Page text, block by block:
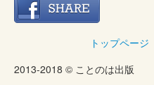
トップページ
2013-2018 © ことのは出版